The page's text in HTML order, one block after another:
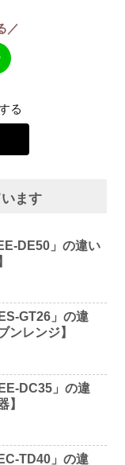
／
る
ます
DE50」の違い
GT26」の違
ンレンジ】
DC35」の違
】
TD40」の違